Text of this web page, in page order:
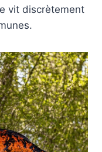
vit discrètement